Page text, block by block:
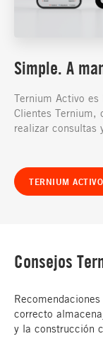
Simple. A
Ternium Activo
Clientes Ternium,
realizar consultas
TERNIUM ACTIVO
Consejos
correcto
y la construcción